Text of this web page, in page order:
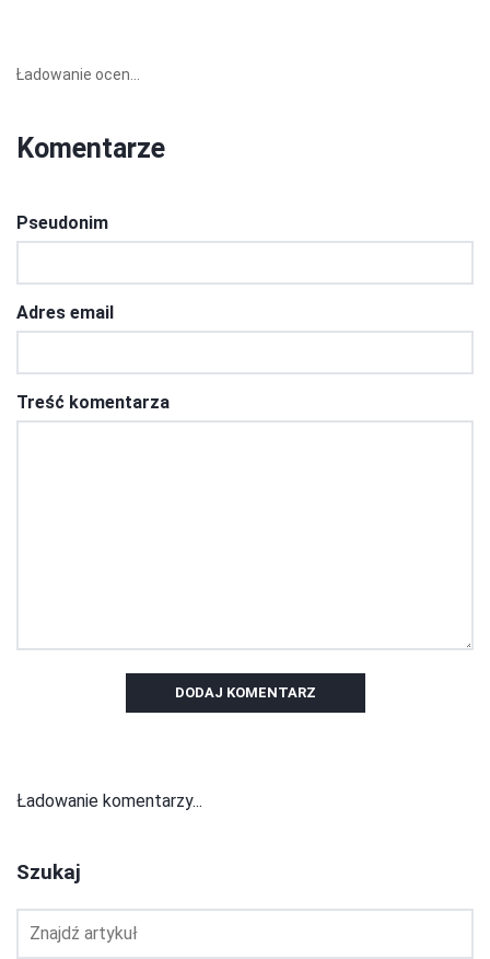
Ładowanie ocen...
Komentarze
Pseudonim
Adres email
Treść komentarza
DODAJ KOMENTARZ
Ładowanie komentarzy...
Szukaj